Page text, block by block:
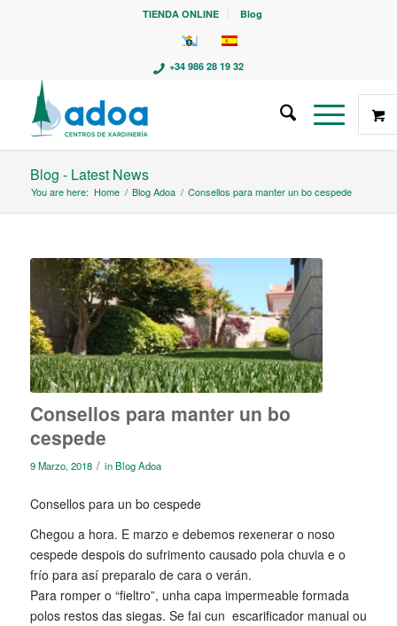
TIENDA ONLINE Blog
+34 986 28 19 32
Blog - Latest News
You are here: Home / Blog Adoa / Consellos para manter un bo cespede
Consellos para manter un bo
cespede
9 Marzo, 2018 / inBlog Adoa
Consellos para un bo cespede
Chegou a hora. E marzo e debemos rexenerar o noso
cespede despois do sufrimento causado pola chuvia e o
frío para así preparalo de cara o verán.
Para romper o “fieltro”, unha capa impermeable formada
polos restos das siegas. Se fai cun escarificador manual ou